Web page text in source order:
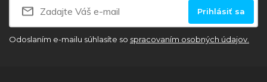
Prihlásiť sa
Odoslaním e-mailu súhlasíte so spracovaním osobných údajov.